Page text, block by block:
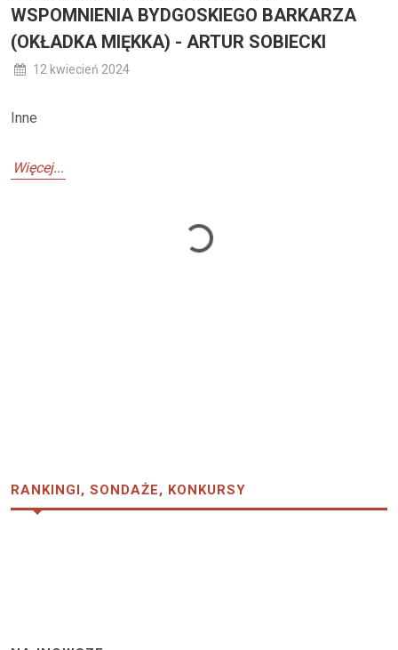
WSPOMNIENIA BYDGOSKIEGO BARKARZA
(OKŁADKA MIĘKKA) - ARTUR SOBIECKI
12 kwiecień 2024
Inne
Więcej...
Loading...
RANKINGI, SONDAŻE, KONKURSY